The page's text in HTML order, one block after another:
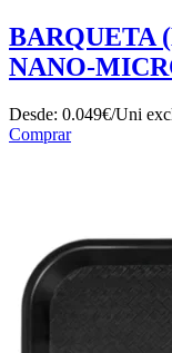
BARQUETA
NANO-
Desde: 0.049€/Uni
Comprar